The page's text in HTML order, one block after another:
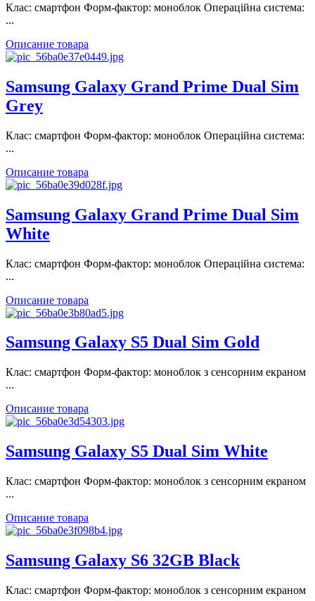
Клас: смартфон Форм-фактор: моноблок Операційна система:
...
Описание товара
Samsung Galaxy Grand Prime Dual Sim
Grey
Клас: смартфон Форм-фактор: моноблок Операційна система:
...
Описание товара
Samsung Galaxy Grand Prime Dual Sim
White
Клас: смартфон Форм-фактор: моноблок Операційна система:
...
Описание товара
Samsung Galaxy S5 Dual Sim Gold
Клас: смартфон Форм-фактор: моноблок з сенсорним екраном
...
Описание товара
Samsung Galaxy S5 Dual Sim White
Клас: смартфон Форм-фактор: моноблок з сенсорним екраном
...
Описание товара
Samsung Galaxy S6 32GB Black
Клас: смартфон Форм-фактор: моноблок з сенсорним екраном